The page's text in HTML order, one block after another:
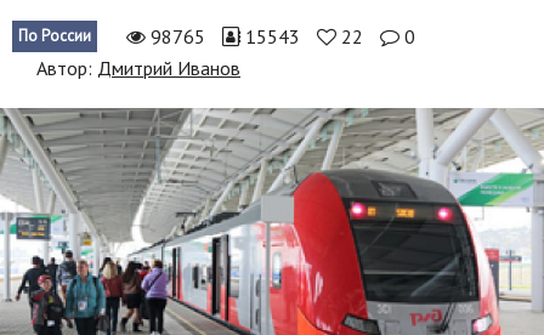
Hi-Tech. Интернет
Россия
Наука и техника
Политика
Образование
В мире
По России 98765 15543 22
0
Автор: Дмитрий Иванов